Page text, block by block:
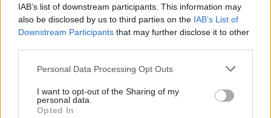
IAB’s list of downstream participants. This information may
also be disclosed by us to third parties on the IAB’s List of
Downstream Participants that may further disclose it to other
Please note that this website/app uses one or more Google
not limited to your visit or usage behaviour. You may click to
grant or deny consent to Google and its third-party tags to
Personal Data Processing Opt Outs
I want to opt-out of the Sharing of my
personal data.
Opted In
Radiátor na maximum? Prečo tento častý omyl